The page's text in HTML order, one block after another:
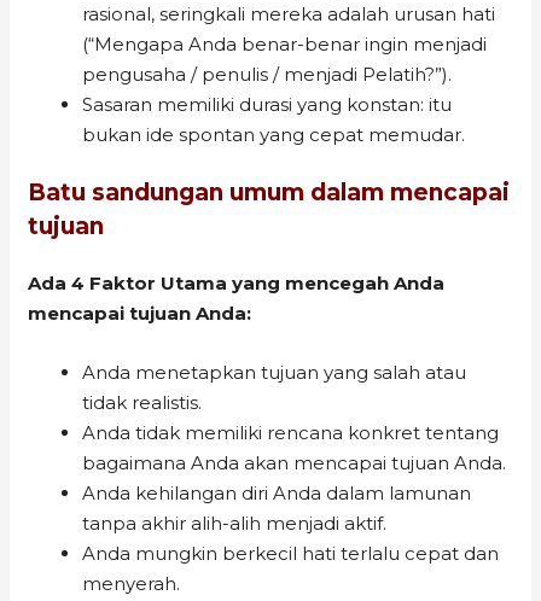
rasional, seringkali mereka adalah urusan hati
(“Mengapa Anda benar-benar ingin menjadi
pengusaha / penulis / menjadi Pelatih?”).
Sasaran memiliki durasi yang konstan: itu
bukan ide spontan yang cepat memudar.
Batu sandungan umum dalam mencapai
tujuan
Ada 4 Faktor Utama yang mencegah Anda
mencapai tujuan Anda:
Anda menetapkan tujuan yang salah atau
tidak realistis.
Anda tidak memiliki rencana konkret tentang
bagaimana Anda akan mencapai tujuan Anda.
Anda kehilangan diri Anda dalam lamunan
tanpa akhir alih-alih menjadi aktif.
Anda mungkin berkecil hati terlalu cepat dan
menyerah.